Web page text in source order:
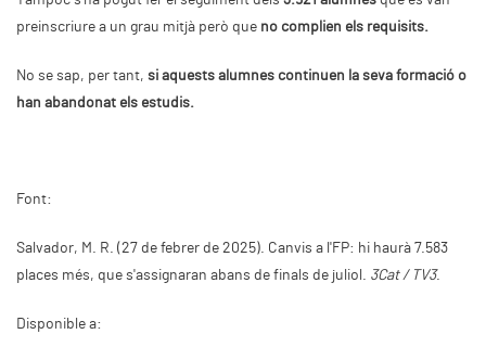
preinscriure a un grau mitjà però que no complien els requisits.
No se sap, per tant, si aquests alumnes continuen la seva formació o
han abandonat els estudis.
Font:
Salvador, M. R. (27 de febrer de 2025). Canvis a l'FP: hi haurà 7.583
places més, que s'assignaran abans de finals de juliol. 3Cat / TV3.
Disponible a: